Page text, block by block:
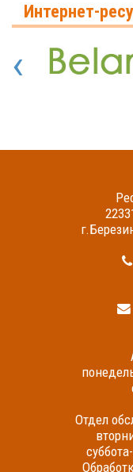
Интернет-
‹
Отдел